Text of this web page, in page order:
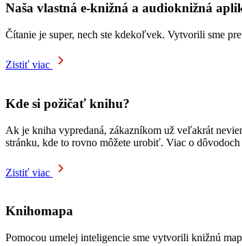
Naša vlastná e-knižná a audioknižná
Čítanie je super, nech ste kdekoľvek. Vytvorili sme
Zistiť viac
Kde si požičať knihu?
Ak je kniha vypredaná, zákazníkom už veľakrát
stránku, kde to rovno môžete urobiť. Viac o
Zistiť viac
Knihomapa
Pomocou umelej inteligencie sme vytvorili knižnú